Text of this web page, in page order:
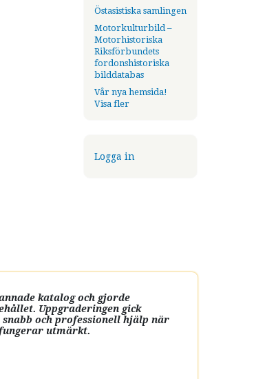
Östasistiska samlingen
Motorkulturbild –
Motorhistoriska
Riksförbundets
fordonshistoriska
bilddatabas
Vår nya hemsida!
Visa fler
USER ACCOUNT MENU
Logga in
katalog och gjorde
Uppgraderingen gick
och professionell hjälp när
utmärkt.